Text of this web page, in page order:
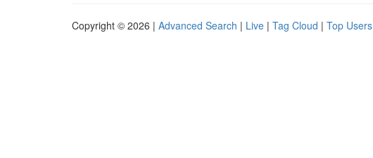
Copyright © 2026 | Advanced Search | Live | Tag Cloud | Top Users